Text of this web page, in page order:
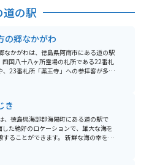
の駅
の郷なかがわ
なかがわは、徳島県阿南市にある道の駅
四国八十八ヶ所霊場の札所である22番札
、23番札所「薬王寺」への参拝客が多く
います。 周辺には自然豊かな
があります。道の駅には、地元の特産
ップや、レストランもあり、休憩に最
「阿波尾鶏」を使った料理や、「すだ
なども人気です。 また、道の駅に
温泉施設「公方の郷温泉」がありま
き
、徳島県海部郡海陽町にある道の駅で
した絶好のロケーションで、雄大な海を
ができます。 新鮮な海の幸を使
レストランや、地元の特産品を販売す